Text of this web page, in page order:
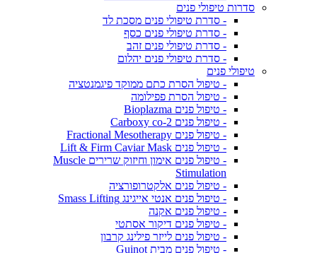
סדרות טיפולי פנים
- סדרת טיפולי פנים מסכת לד
- סדרת טיפולי פנים כסף
- סדרת טיפולי פנים זהב
- סדרת טיפולי פנים יהלום
טיפולי פנים
- טיפול הסרת כתם ממוקד פיגמנטציה
- טיפול הסרת פפילומה
- טיפול פנים Bioplazma
- טיפול פנים Carboxy co-2
- טיפול פנים Fractional Mesotherapy
- טיפול פנים Lift & Firm Caviar Mask
- טיפול פנים אימון וחיזוק שרירים Muscle
Stimulation
- טיפול פנים אלקטרופורציה
- טיפול פנים אנטי אייגינג Smass Lifting
- טיפול פנים אקנה
- טיפול פנים דיקור אסתטי
- טיפול פנים לייזר פילינג קרבון
- טיפול פנים מבית Guinot